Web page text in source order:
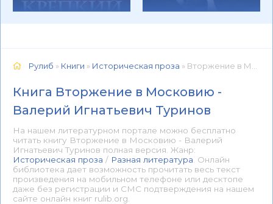
Рулиб » Книги » Историческая проза » Вторжение в Московию - Валерий Игнатьевич Туринов 📕 - Книга онлайн бесплатно
Книга Вторжение в Московию -
Валерий Игнатьевич Туринов
На нашем литературном портале можно бесплатно
читать книгу Вторжение в Московию - Валерий
Игнатьевич Туринов полная версия. Жанр:
Историческая проза / Разная литература . Онлайн
библиотека дает возможность прочитать весь текст
произведения на мобильном телефоне или десктопе
даже без регистрации и СМС подтверждения на нашем
сайте онлайн книг rulib.org.